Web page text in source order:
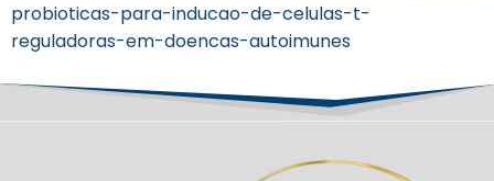
probioticas-para-inducao-de-celulas-t-
reguladoras-em-doencas-autoimunes